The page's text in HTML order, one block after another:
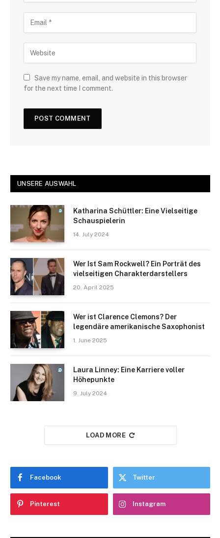
Save my name, email, and website in this browser
for the next time I comment.
UNSERE AUSWAHL
Katharina Schüttler: Eine Vielseitige
Schauspielerin
14. July 2024
Wer Ist Sam Rockwell? Ein Porträt des
vielseitigen Charakterdarstellers
20. April 2025
Wer ist Clarence Clemons? Der
legendäre amerikanische Saxophonist
1. June 2025
Laura Linney: Eine Karriere voller
Höhepunkte
9. July 2024
LOAD MORE
Facebook Twitter
Pinterest Instagram